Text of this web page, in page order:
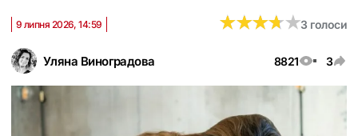
Уляна Виноградова 8821 3
9 липня 2026, 14:59 ★★★★★
★★★★★3 голоси